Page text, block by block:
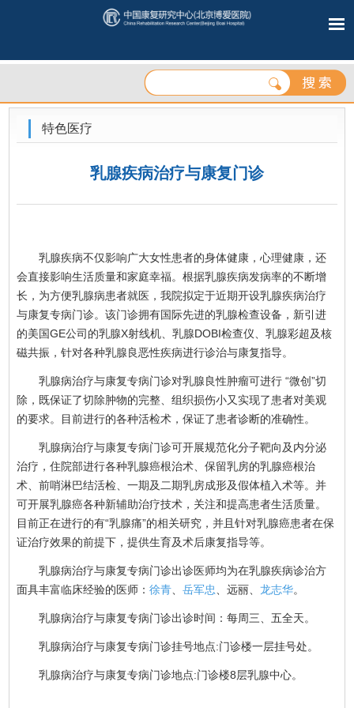
特色医疗
乳腺疾病治疗与康复门诊
乳腺疾病不仅影响广大女性患者的身体健康，心理健康，还
会直接影响生活质量和家庭幸福。根据乳腺疾病发病率的不断增
长，为方便乳腺病患者就医，我院拟定于近期开设乳腺疾病治疗
与康复专病门诊。该门诊拥有国际先进的乳腺检查设备，新引进
的美国GE公司的乳腺X射线机、乳腺DOBI检查仪、乳腺彩超及核
磁共振，针对各种乳腺良恶性疾病进行诊治与康复指导。
乳腺病治疗与康复专病门诊对乳腺良性肿瘤可进行 “微创”切
除，既保证了切除肿物的完整、组织损伤小又实现了患者对美观
的要求。目前进行的各种活检术，保证了患者诊断的准确性。
乳腺病治疗与康复专病门诊可开展规范化分子靶向及内分泌
治疗，住院部进行各种乳腺癌根治术、保留乳房的乳腺癌根治
术、前哨淋巴结活检、一期及二期乳房成形及假体植入术等。并
可开展乳腺癌各种新辅助治疗技术，关注和提高患者生活质量。
目前正在进行的有“乳腺痛”的相关研究，并且针对乳腺癌患者在保
证治疗效果的前提下，提供生育及术后康复指导等。
乳腺病治疗与康复专病门诊出诊医师均为在乳腺疾病诊治方
面具丰富临床经验的医师：徐青 、岳军忠 、远丽、龙志华。
乳腺病治疗与康复专病门诊出诊时间：每周三、五全天。
乳腺病治疗与康复专病门诊挂号地点:门诊楼一层挂号处。
乳腺病治疗与康复专病门诊地点:门诊楼8层乳腺中心。